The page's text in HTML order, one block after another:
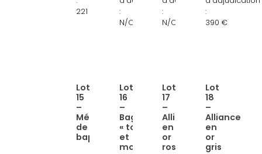
221 €
:
N/C
et
diamant
:
N/C
diamants
:
390 €
Lien
:
Médaille
de
baptême
Lot
15
–
Médaille
de
baptême
Lien
:
Bague
toi
et
Lot
16
–
Bague
« toi
et
moi »
Lien
:
Alliance
en
or
Lot
17
–
Alliance
en
or
rose
Lien
:
Alliance
en
or
Lot
18
–
Alliance
en
or
gris